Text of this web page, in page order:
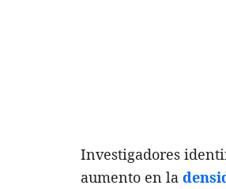
Investigadores
aumento en la